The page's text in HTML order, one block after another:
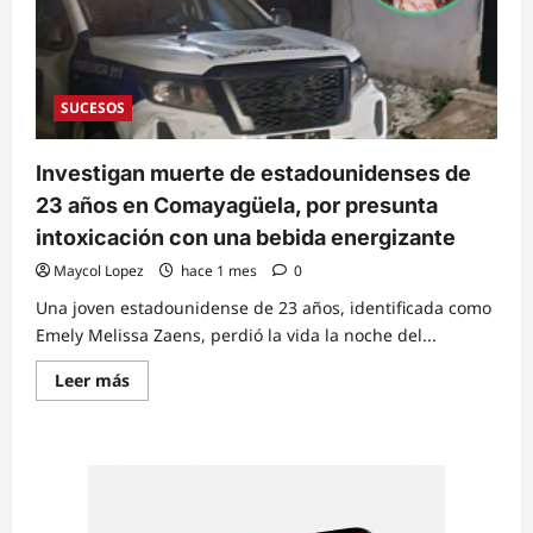
SUCESOS
Investigan muerte de estadounidenses de
23 años en Comayagüela, por presunta
intoxicación con una bebida energizante
Maycol Lopez hace 1 mes 0
Una joven estadounidense de 23 años, identificada como
Emely Melissa Zaens, perdió la vida la noche del...
Leer másRead
more